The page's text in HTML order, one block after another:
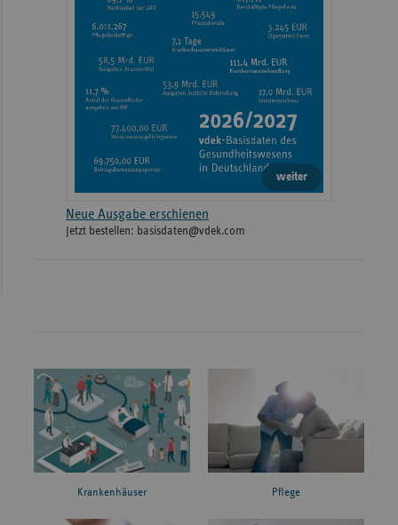
weiter
Neue Ausgabe erschienen
Jetzt bestellen: basisdaten@vdek.com
Krankenhäuser Pflege